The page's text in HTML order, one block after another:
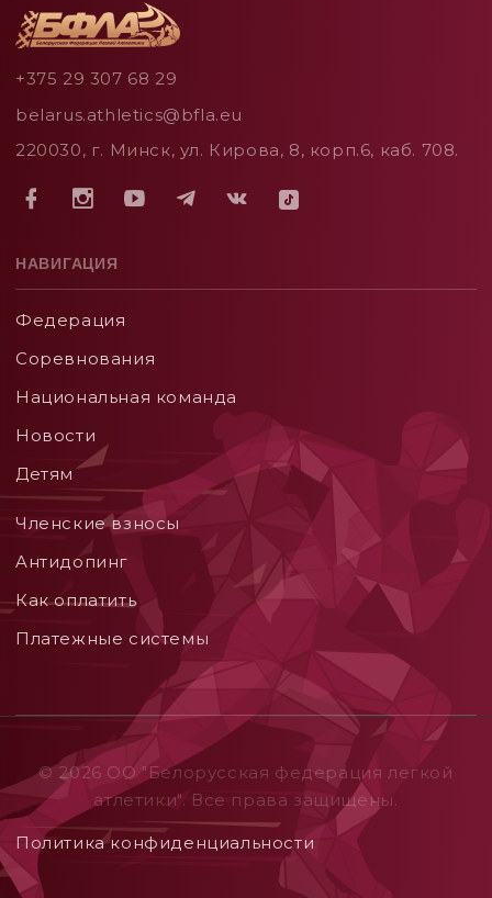
+375 29 307 68 29
belarus.athletics@bfla.eu
220030, г. Минск, ул. Кирова, 8, корп.6, каб. 708.
НАВИГАЦИЯ
Федерация
Соревнования
Национальная команда
Новости
Детям
Членские взносы
Aнтидопинг
Как оплатить
Платежные системы
© 2026 ОO "Белорусская федерация легкой
атлетики". Все права защищены.
Политика конфиденциальности